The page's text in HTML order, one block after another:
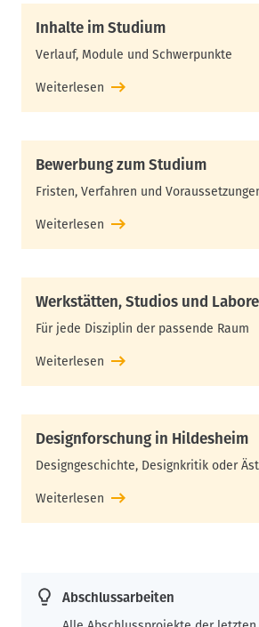
Inhalte im Studium
Verlauf, Module und Schwerpunkte
Weiterlesen
Bewerbung zum Studium
Fristen, Verfahren und
Weiterlesen
Werkstätten, Studios und Labore
Für jede Disziplin der passende Raum
Weiterlesen
Designforschung in Hildesheim
Designgeschichte, Designkritik oder
Weiterlesen
Abschlussarbeiten